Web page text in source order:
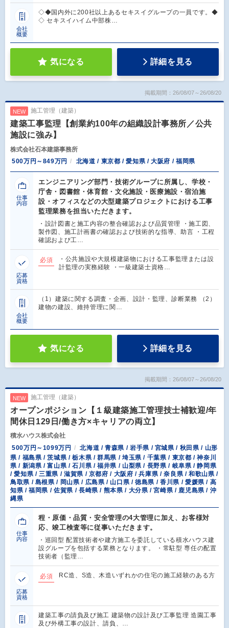
会社
概要
◇◆国内外に200社以上あるセキスイグループの一員です。◆
◇ セキスイハイム中部株…
気になる 詳細を見る
掲載期間：26/08/07～26/08/20
NEW 施工管理（建築）
建築工事監理【創業約100年の組織設計事務所／公共
施設に強み】
株式会社石本建築事務所
500万円～849万円
北海道 / 東京都 / 愛知県 / 大阪府 / 福岡県
仕事
内容
エンジニアリング部門・技術グループに所属し、学校・
庁舎・図書館・体育館・文化施設・医療施設・宿泊施
設・オフィスなどの大型建築プロジェクトにおける工事
監理業務を担当いただきます。
・設計図書と施工内容の整合確認および品質管理 ・施工図、
製作図、施工計画書の確認および技術的な指導、助言 ・工程
確認および工…
応募
資格
必須
・公共施設や大規模建築物における工事監理または設
計監理の実務経験 ・一級建築士資格…
会社
概要
（1）建築に関する調査・企画、設計・監理、診断業務 （2）
建物の建設、維持管理に関…
気になる 詳細を見る
掲載期間：26/08/07～26/08/20
NEW 施工管理（建築）
オープンポジション【１級建築施工管理技士補歓迎/年
間休日129日/働き方×キャリアの両立】
積水ハウス株式会社
500万円～1099万円
北海道 / 青森県 / 岩手県 / 宮城県 / 秋田県 / 山形
県 / 福島県 / 茨城県 / 栃木県 / 群馬県 / 埼玉県 / 千葉県 / 東京都 / 神奈川
県 / 新潟県 / 富山県 / 石川県 / 福井県 / 山梨県 / 長野県 / 岐阜県 / 静岡県
/ 愛知県 / 三重県 / 滋賀県 / 京都府 / 大阪府 / 兵庫県 / 奈良県 / 和歌山県 /
鳥取県 / 島根県 / 岡山県 / 広島県 / 山口県 / 徳島県 / 香川県 / 愛媛県 / 高
知県 / 福岡県 / 佐賀県 / 長崎県 / 熊本県 / 大分県 / 宮崎県 / 鹿児島県 / 沖
縄県
仕事
内容
程・原価・品質・安全管理の4大管理に加え、お客様対
応、竣工検査等に従事いただきます。
・巡回型 配置技術者や建方施工を委託している積水ハウス建
設グループを包括する業務となります。 ・常駐型 専任の配置
技術者（監理…
応募
資格
必須 RC造、S造、木造いずれかの住宅の施工経験のある方
建築工事の請負及び施工 建築物の設計及び工事監理 造園工事
及び外構工事の設計、請負、…